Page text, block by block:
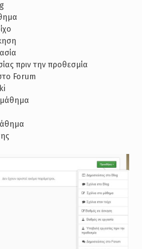
πριν την προθεσμία
Forum
μάθημα